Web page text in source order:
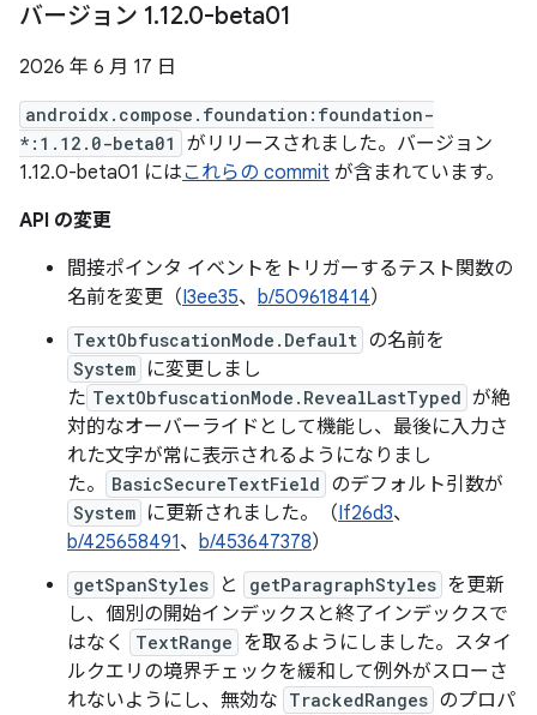
バージョン 1.12.0-beta01
2026 年 6 月 17 日
androidx.compose.foundation:foundation-
*:1.12.0-beta01
がリリースされました。バージョン
1.12.0-beta01 にはこれらの commit が含まれています。
API の変更
間接ポインタ イベントをトリガーするテスト関数の
名前を変更（I3ee35、 b/509618414）
TextObfuscationMode.Default の名前を
System に変更しまし
た TextObfuscationMode.RevealLastTyped が絶
対的なオーバーライドとして機能し、最後に入力さ
れた文字が常に表示されるようになりまし
た。
BasicSecureTextField のデフォルト引数が
System に更新されました。（If26d3、
b/425658491、 b/453647378）
getSpanStyles と getParagraphStyles を更新
し、個別の開始インデックスと終了インデックスで
はなく
TextRange を取るようにしました。スタイ
ルクエリの境界チェックを緩和して例外がスローさ
れないようにし、無効な TrackedRanges のプロパ